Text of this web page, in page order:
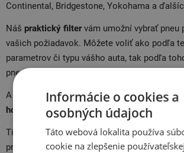
Continental, Bridgestone, Yokohama a
Náš praktický filtervám umožní vybrať pneu
vašich požiadavok. Môžete voliť ako podľa
parametrov či typu vášho auta, tak podľa
pneumatiky vzťahuje nejaká výhodná
A ak máme vaše pneuskladom, privezieme
hodín
Tip: pozrite si aj našu ponukuzimných reťazí
pri nejednom zimnom auto-dobrodružstve.
Informácie o cookies a
osobných údajoch
Táto webová lokalita používa
cookie na zlepšenie